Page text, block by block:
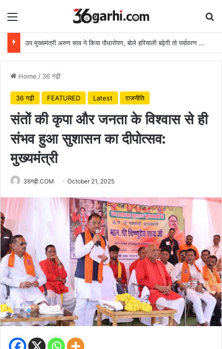
Menu
उप मुख्यमंत्री अरुण साव ने किया पौधारोपण, बोले हरियाली बढ़ेगी तो पर्यावरण भी स्वस्थ और सुंदर बनेगा
Home / 36 गढ़ी
36 गढ़ी FEATURED Latest राजनीति
संतों की कृपा और जनता के विश्वास से ही
संभव हुआ सुशासन का दीपोत्सव:
मुख्यमंत्री
36गढ़ी.COM October 21, 2025